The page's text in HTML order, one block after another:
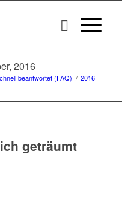
2016
beantwortet (FAQ) / 2016
geträumt